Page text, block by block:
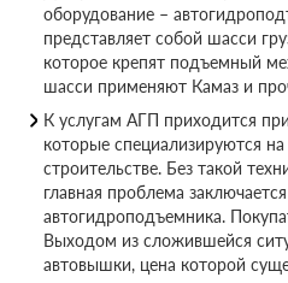
оборудование –
представляет собой шасси
которое крепят подъемный
шасси применяют Камаз и
К услугам АГП приходится
которые специализируются
строительстве. Без такой
главная проблема
автогидроподъемника.
Выходом из сложившейся
автовышки, цена которой